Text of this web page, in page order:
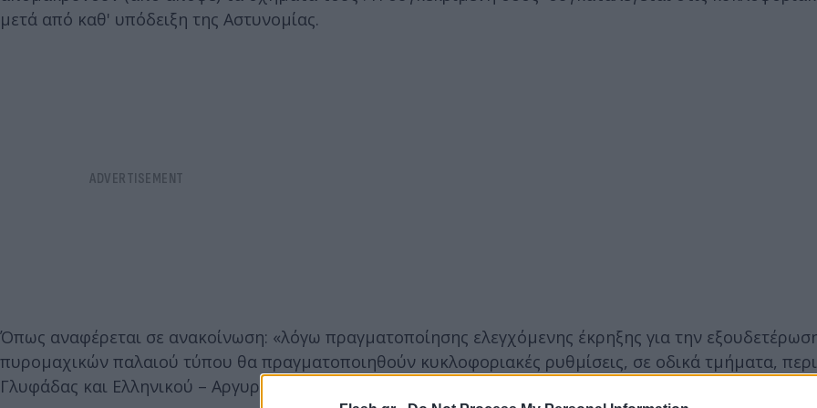
μετά από καθ' υπόδειξη της Αστυνομίας.
Όπως αναφέρεται σε ανακοίνωση: «λόγω πραγματοποίησης ελεγχόμενης έκρηξης για την
πυρομαχικών παλαιού τύπου θα πραγματοποιηθούν κυκλοφοριακές ρυθμίσεις, σε οδικά τμήματα,
Γλυφάδας και Ελληνικού – Αργυρούπολης».